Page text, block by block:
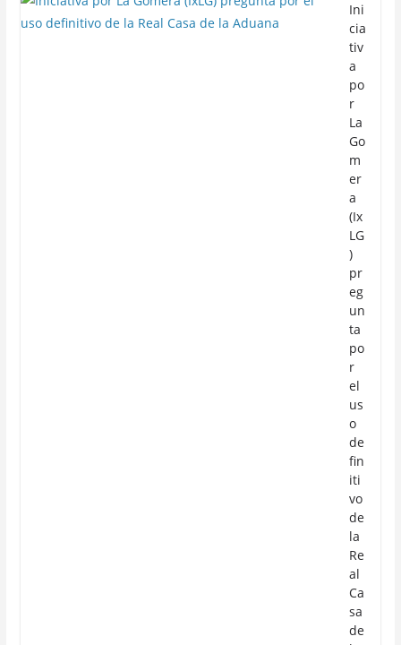
Ini
cia
tiv
a
po
r
La
Go
m
er
a
(Ix
LG
)
pr
eg
un
ta
po
r
el
us
o
de
fin
iti
vo
de
la
Re
al
Ca
sa
de